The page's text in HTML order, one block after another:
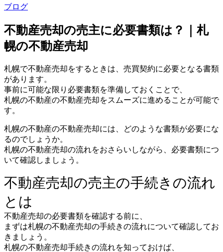
ブログ
不動産売却の売主に必要書類は？｜札
幌の不動産売却
札幌で不動産売却をするときは、売買契約に必要となる書類
があります。
事前に可能な限り必要書類を準備しておくことで、
札幌の不動産の不動産売却をスムーズに進めることが可能で
す。
札幌の不動産の不動産売却には、どのような書類が必要にな
るのでしょうか。
札幌の不動産売却の流れをおさらいしながら、必要書類につ
いて確認しましょう。
不動産売却の売主の手続きの流れ
とは
不動産売却の必要書類を確認する前に、
まずは札幌の不動産売却の手続きの流れについて確認してお
きましょう。
札幌の不動産売却手続きの流れを知っておけば、